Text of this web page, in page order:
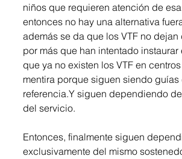
niños que requieren atención de
entonces no hay una alternativa
además se da que los VTF no dejan
por más que han intentado
que ya no existen los VTF en
mentira porque siguen siendo guías
referencia.Y siguen dependiendo
del servicio.
Entonces, finalmente siguen
exclusivamente del mismo